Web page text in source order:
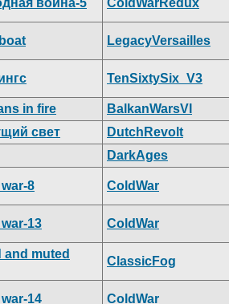
война-5 ColdWarRedux
LegacyVersailles
TenSixtySix_V3
in fire
BalkanWarsVI
свет
DutchRevolt
DarkAges
8 ColdWar
13 ColdWar
and muted
ClassicFog
14 ColdWar